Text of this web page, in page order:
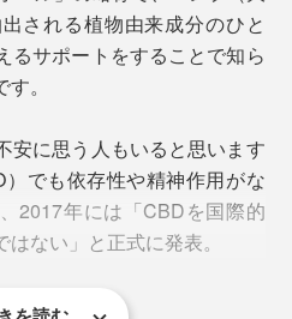
とから、CBDオイルやCBD
るのが一般的。しかし、オ
食べたくない。
茶に配合すること。水中で分
を、粉末の茶葉に独自配合
される植物由来成分のひと
るサポートをすることで知ら
。
安に思う人もいると思います
でも依存性や精神作用がな
2017年には「CBDを国際的
ない」と正式に発表。